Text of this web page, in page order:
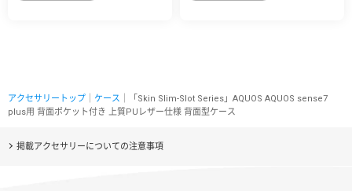
アクセサリートップ ケース ｜「Skin Slim-Slot Series」AQUOS AQUOS sense7
plus用 背面ポケット付き 上質PUレザー仕様 背面型ケース
掲載アクセサリーについての注意事項